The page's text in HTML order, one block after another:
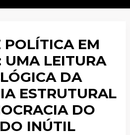
POLÍTICA EM
UMA LEITURA
DA
ESTRUTURAL
DO
INÚTIL